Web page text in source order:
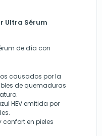
Ultra Sérum
de día con
causados por la
de quemaduras
HEV emitida por
en pieles